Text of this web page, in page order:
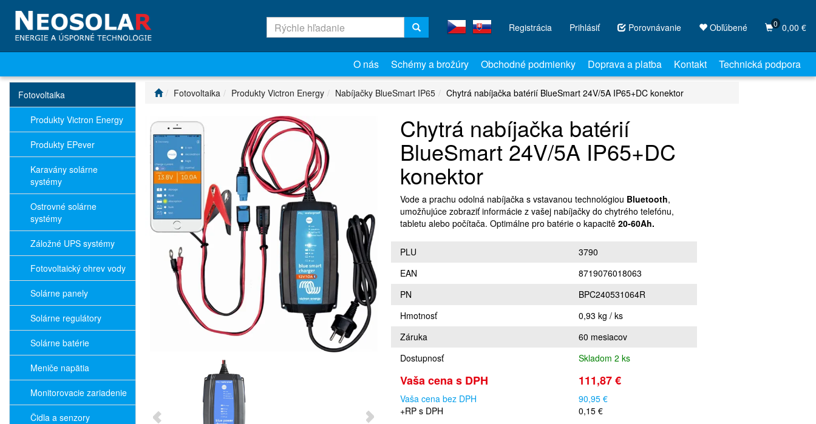
Porovnávanie Obľúbené 0 0,00 €
Registrácia Prihlásiť
O nás Schémy a brožúry Obchodné podmienky Doprava a platba Kontakt Technická podpora
Fotovoltaika
Produkty Victron Energy
Produkty EPever
Karavány solárne
systémy
Ostrovné solárne
systémy
Záložné UPS systémy
Fotovoltaický ohrev vody
Solárne panely
Solárne regulátory
Solárne batérie
Meniče napätia
Monitorovacie zariadenie
Čidla a senzory
Fotovoltaika Produkty Victron Energy Nabíjačky BlueSmart IP65 Chytrá nabíjačka batérií BlueSmart 24V/5A IP65+DC konektor
Chytrá nabíjačka batérií
BlueSmart 24V/5A IP65+DC
konektor
Vode a prachu odolná nabíjačka s vstavanou technológiou Bluetooth,
umožňujúce zobraziť informácie z vašej nabíjačky do chytrého telefónu,
tabletu alebo počítača. Optimálne pro batérie o kapacitě 20-60Ah.
PLU
3790
EAN
8719076018063
PN
BPC240531064R
Hmotnosť
0,93 kg / ks
Záruka
60 mesiacov
Dostupnosť
Skladom 2 ks
Vaša cena s DPH 111,87 €
Vaša cena bez DPH
90,95 €
+RP s DPH
0,15 €